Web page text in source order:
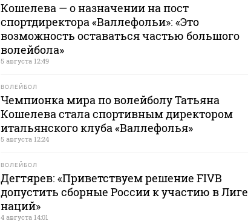
Кошелева — о назначении на пост
спортдиректора «Валлефольи»: «Это
возможность оставаться частью большого
волейбола»
5 августа 12:49
ВОЛЕЙБОЛ
Чемпионка мира по волейболу Татьяна
Кошелева стала спортивным директором
итальянского клуба «Валлефолья»
5 августа 12:24
ВОЛЕЙБОЛ
Дегтярев: «Приветствуем решение FIVB
допустить сборные России к участию в Лиге
наций»
4 августа 14:01